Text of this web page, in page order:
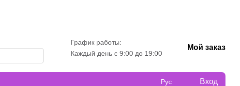
График работы:
Каждый день с 9:00 до 19:00
Мой заказ
Рус Вход